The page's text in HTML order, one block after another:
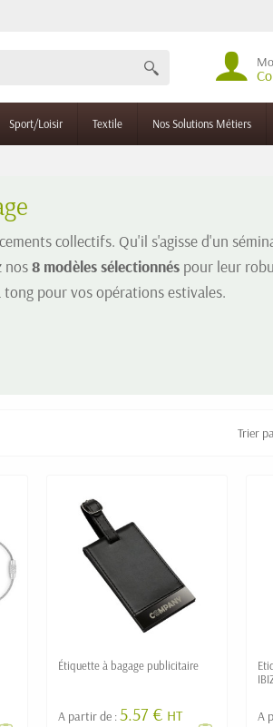
Sport/Loisir Textile Nos Solutions Métiers
collectifs. Qu'il s'agisse d'un
nos8 modèles sélectionnés pour leur
pour vos opérations estivales.
Trier
Étiquette à bagage publicitaire
A partir de :5.57 € HT A